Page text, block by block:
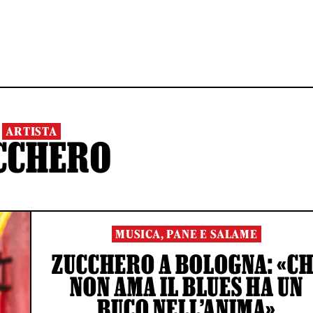
ARTISTA
MUSICA, PANE E SALAME
ZUCCHERO A BOLOGNA:
NON AMA IL BLUES HA UN